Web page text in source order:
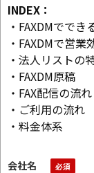
INDEX：
・FAXDMででき
・FAXDMで営業
・法人リストの
・FAXDM原稿
・FAX配信の流れ
・ご利用の流れ
・料金体系
会社名